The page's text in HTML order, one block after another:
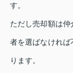
す。
ただし売却額は
者を選ばなけれ
ります。